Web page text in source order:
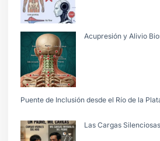
Acupresión y Alivio
Puente de Inclusión desde el Río de la
Las Cargas